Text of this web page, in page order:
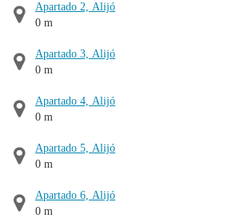
Apartado 2, Alijó
0 m
Apartado 3, Alijó
0 m
Apartado 4, Alijó
0 m
Apartado 5, Alijó
0 m
Apartado 6, Alijó
0 m